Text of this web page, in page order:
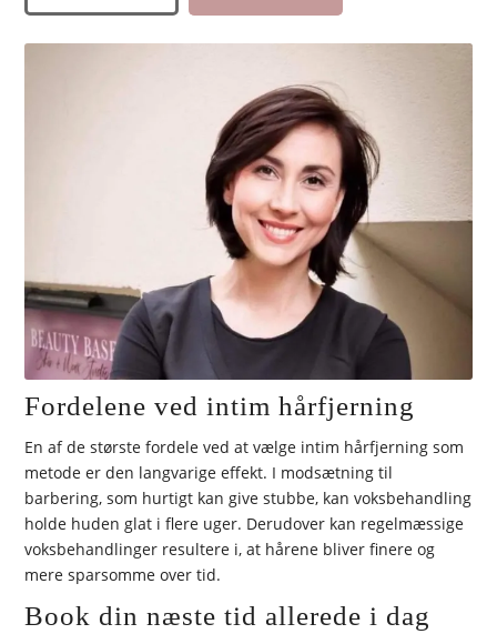
Fordelene ved intim hårfjerning
En af de største fordele ved at vælge intim hårfjerning som
metode er den langvarige effekt. I modsætning til
barbering, som hurtigt kan give stubbe, kan voksbehandling
holde huden glat i flere uger. Derudover kan regelmæssige
voksbehandlinger resultere i, at hårene bliver finere og
mere sparsomme over tid.
Book din næste tid allerede i dag